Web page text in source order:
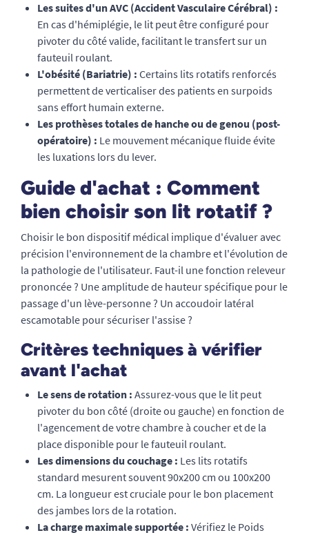
Les suites d'un AVC (Accident Vasculaire Cérébral) :
En cas d'hémiplégie, le lit peut être configuré pour
pivoter du côté valide, facilitant le transfert sur un
fauteuil roulant.
L'obésité (Bariatrie) : Certains lits rotatifs renforcés
permettent de verticaliser des patients en surpoids
sans effort humain externe.
Les prothèses totales de hanche ou de genou (post-
opératoire) : Le mouvement mécanique fluide évite
les luxations lors du lever.
Guide d'achat : Comment
bien choisir son lit rotatif ?
Choisir le bon dispositif médical implique d'évaluer avec
précision l'environnement de la chambre et l'évolution de
la pathologie de l'utilisateur. Faut-il une fonction releveur
prononcée ? Une amplitude de hauteur spécifique pour le
passage d'un lève-personne ? Un accoudoir latéral
escamotable pour sécuriser l'assise ?
Critères techniques à vérifier
avant l'achat
Le sens de rotation : Assurez-vous que le lit peut
pivoter du bon côté (droite ou gauche) en fonction de
l'agencement de votre chambre à coucher et de la
place disponible pour le fauteuil roulant.
Les dimensions du couchage : Les lits rotatifs
standard mesurent souvent 90x200 cm ou 100x200
cm. La longueur est cruciale pour le bon placement
des jambes lors de la rotation.
La charge maximale supportée : Vérifiez le Poids